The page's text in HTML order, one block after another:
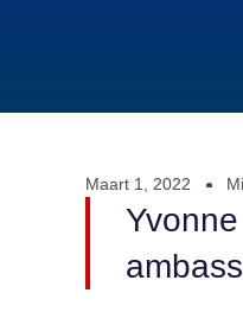
Maart 1, 2022